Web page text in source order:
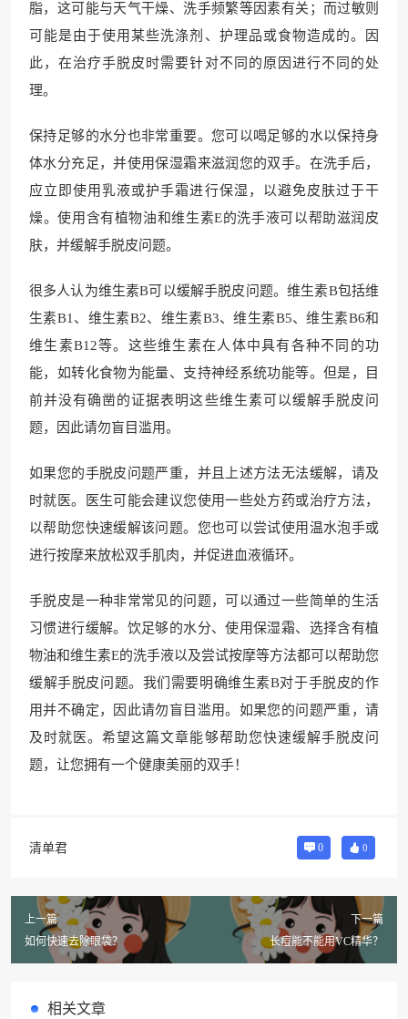
脂，这可能与天气干燥、洗手频繁等因素有关；而过敏则
可能是由于使用某些洗涤剂、护理品或食物造成的。因
此，在治疗手脱皮时需要针对不同的原因进行不同的处
理。
保持足够的水分也非常重要。您可以喝足够的水以保持身
体水分充足，并使用保湿霜来滋润您的双手。在洗手后，
应立即使用乳液或护手霜进行保湿，以避免皮肤过于干
燥。使用含有植物油和维生素E的洗手液可以帮助滋润皮
肤，并缓解手脱皮问题。
很多人认为维生素B可以缓解手脱皮问题。维生素B包括维
生素B1、维生素B2、维生素B3、维生素B5、维生素B6和
维生素B12等。这些维生素在人体中具有各种不同的功
能，如转化食物为能量、支持神经系统功能等。但是，目
前并没有确凿的证据表明这些维生素可以缓解手脱皮问
题，因此请勿盲目滥用。
如果您的手脱皮问题严重，并且上述方法无法缓解，请及
时就医。医生可能会建议您使用一些处方药或治疗方法，
以帮助您快速缓解该问题。您也可以尝试使用温水泡手或
进行按摩来放松双手肌肉，并促进血液循环。
手脱皮是一种非常常见的问题，可以通过一些简单的生活
习惯进行缓解。饮足够的水分、使用保湿霜、选择含有植
物油和维生素E的洗手液以及尝试按摩等方法都可以帮助您
缓解手脱皮问题。我们需要明确维生素B对于手脱皮的作
用并不确定，因此请勿盲目滥用。如果您的问题严重，请
及时就医。希望这篇文章能够帮助您快速缓解手脱皮问
题，让您拥有一个健康美丽的双手！
清单君 0 0
上一篇
如何快速去除眼袋？
下一篇
长痘能不能用VC精华？
相关文章